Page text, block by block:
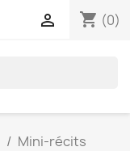
shopping_cart (0)

Mini-récits